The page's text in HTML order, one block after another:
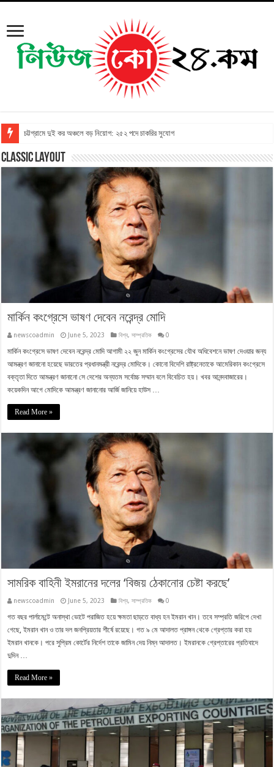
চট্টগ্রামে দুই কর অঞ্চলে বড় নিয়োগ: ২৫২ পদে চাকরির সুযোগ
Classic Layout
মার্কিন কংগ্রেসে ভাষণ দেবেন নরেন্দ্র মোদি
newscoadmin June 5, 2023 বিশ্ব,সাম্প্রতিক 0
মার্কিন কংগ্রেসে ভাষণ দেবেন নরেন্দ্র মোদি আগামী ২২ জুন মার্কিন কংগ্রেসের যৌথ অধিবেশনে ভাষণ দেওয়ার জন্য
আমন্ত্রণ জানানো হয়েছে ভারতের প্রধানমন্ত্রী নরেন্দ্র মোদিকে। কোনো বিদেশি রাষ্ট্রনেতাকে আমেরিকান কংগ্রেসে
বক্তৃতা দিতে আমন্ত্রণ জানানো সে দেশের অন্যতম সর্বোচ্চ সম্মান বলে বিবেচিত হয়। খবর আনন্দবাজারের।
কয়েকদিন আগে মোদিকে আমন্ত্রণ জানানোর আর্জি জানিয়ে হাউস …
Read More »
সামরিক বাহিনী ইমরানের দলের ‘বিজয় ঠেকানোর চেষ্টা করছে’
newscoadmin June 5, 2023 বিশ্ব,সাম্প্রতিক 0
গত বছর পার্লামেন্টে অনাস্থা ভোটে পরাজিত হয়ে ক্ষমতা ছাড়তে বাধ্য হন ইমরান খান। তবে সম্প্রতি জরিপে দেখা
গেছে, ইমরান খান ও তার দল জনপ্রিয়তার শীর্ষে রয়েছে। গত ৯ মে আদালত প্রাঙ্গন থেকে গ্রেপ্তার করা হয়
ইমরান খানকে। পরে সুপ্রিম কোর্টের নির্দেশ তাকে জামিন দেয় নিম্ন আদালত। ইমরানকে গ্রেপ্তারের প্রতিবাদে
দুদিন …
Read More »